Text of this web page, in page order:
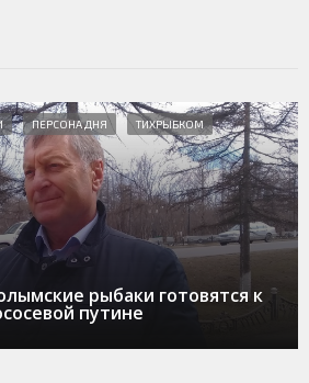
рыбаки готовятся к
путине
ПЕРСОНА ДНЯ ТИХРЫБКОМ